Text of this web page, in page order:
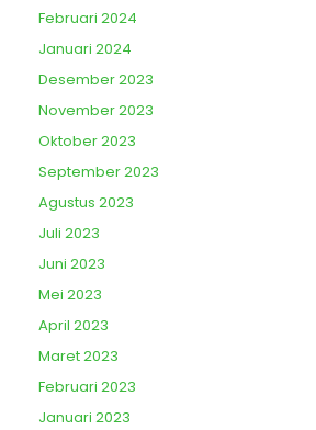
Februari 2024
Januari 2024
Desember 2023
November 2023
Oktober 2023
September 2023
Agustus 2023
Juli 2023
Juni 2023
Mei 2023
April 2023
Maret 2023
Februari 2023
Januari 2023